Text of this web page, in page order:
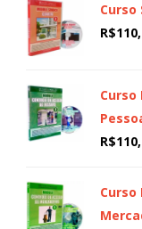
Curso
R$
R$